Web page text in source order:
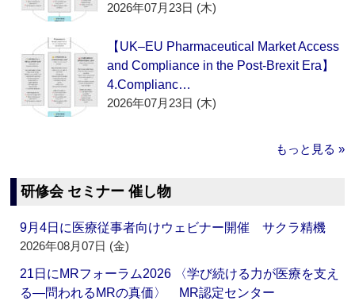
2026年07月23日 (木)
【UK–EU Pharmaceutical Market Access
and Compliance in the Post-Brexit Era】
4.Complianc…
2026年07月23日 (木)
もっと見る »
研修会 セミナー 催し物
9月4日に医療従事者向けウェビナー開催 サクラ精機
2026年08月07日 (金)
21日にMRフォーラム2026 〈学び続ける力が医療を支え
る―問われるMRの真価〉 MR認定センター